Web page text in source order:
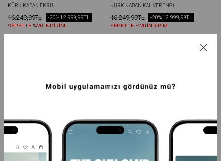
KÜRK KABAN EKRU
16.249,99TL 12.999,99TL
-20%
SEPETTE %20 İNDİRİM
KÜRK KABAN KAHVERENGI
16.249,99TL 12.999,99TL
-20%
SEPETTE %20 İNDİRİM